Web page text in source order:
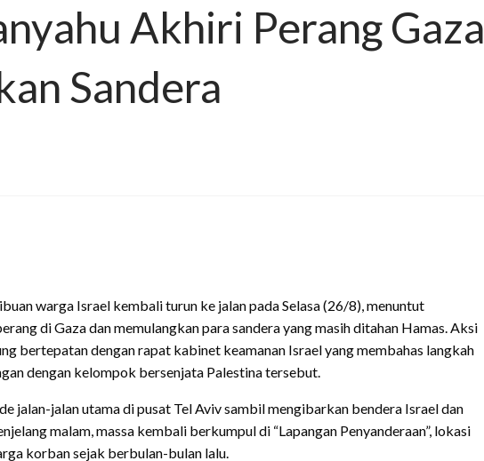
Akhiri Perang Gaza
Sandera
warga Israel kembali turun ke jalan pada Selasa (26/8), menuntut
di Gaza dan memulangkan para sandera yang masih ditahan Hamas. Aksi
bertepatan dengan rapat kabinet keamanan Israel yang membahas langkah
dengan kelompok bersenjata Palestina tersebut.
jalan-jalan utama di pusat Tel Aviv sambil mengibarkan bendera Israel dan
malam, massa kembali berkumpul di “Lapangan Penyanderaan”, lokasi
korban sejak berbulan-bulan lalu.